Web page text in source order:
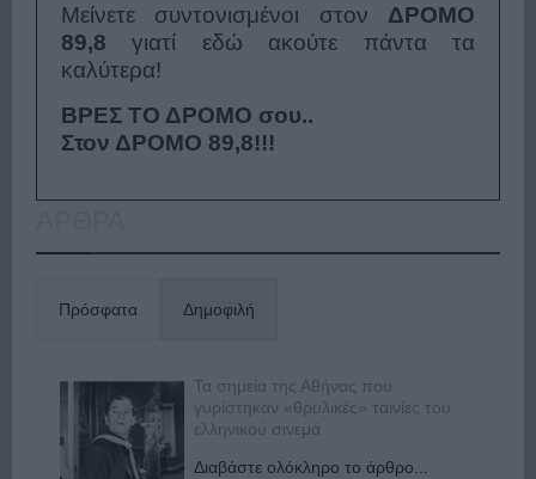
Μείνετε συντονισμένοι στον ΔΡΟΜΟ
89,8γιατί εδώ ακούτε πάντα τα
καλύτερα!
ΒΡΕΣ ΤΟ ΔΡΟΜΟ σου..
Στον ΔΡΟΜΟ 89,8!!!
Πρόσφατα Δημοφιλή
Τα σημεία της Αθήνας που
γυρίστηκαν «θρυλικές» ταινίες του
ελληνικού σινεμά
Διαβάστε ολόκληρο το άρθρο...